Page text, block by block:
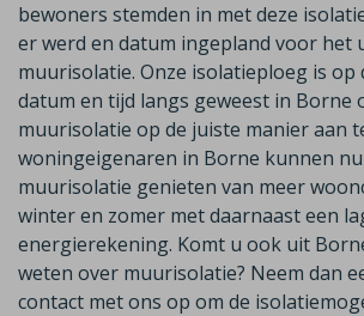
bewoners stemden in met deze
er werd en datum ingepland voor het
muurisolatie. Onze isolatieploeg is op
datum en tijd langs geweest in Borne
muurisolatie op de juiste manier aan
woningeigenaren in Borne kunnen
muurisolatie genieten van meer
winter en zomer met daarnaast een
energierekening. Komt u ook uit
weten over muurisolatie? Neem dan
contact met ons op om de